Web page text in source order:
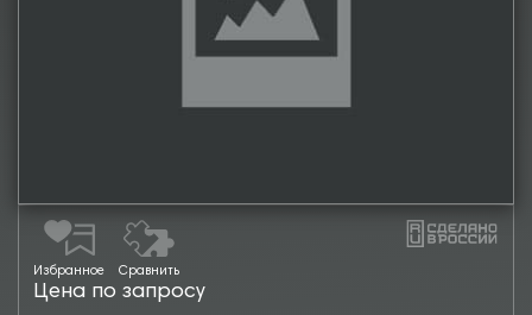
Избранное Сравнить
Цена по запросу